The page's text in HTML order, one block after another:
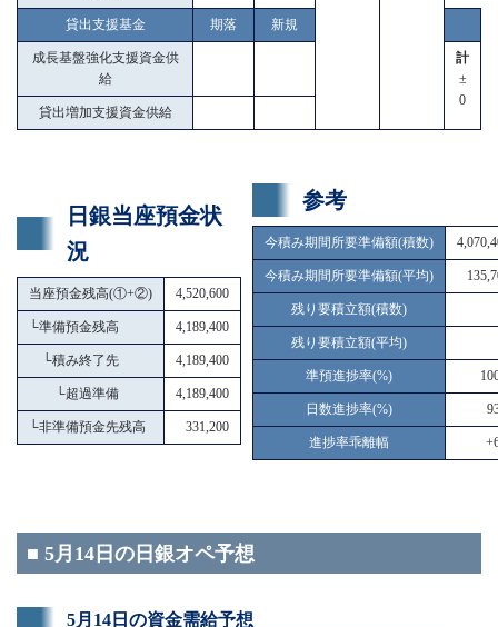
貸出支援基金 期落 新規
成長基盤強化支援資金供
給
計
±
0
貸出増加支援資金供給
日銀当座預金状
況
当座預金残高(①+②) 4,520,600
└準備預金残高 4,189,400
└積み終了先 4,189,400
└超過準備 4,189,400
└非準備預金先残高 331,200
参考
今積み期間所要準備額(積数)
今積み期間所要準備額(平均)
残り要積立額(積数)
残り要積立額(平均)
準預進捗率(%)
日数進捗率(%)
進捗率乖離幅
■ 5月14日の日銀オペ予想
5月14日の資金需給予想